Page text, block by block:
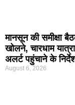
मानसून की समीक्षा
खोलने, चारधाम
अलर्ट पहुंचाने के
August 6, 2026